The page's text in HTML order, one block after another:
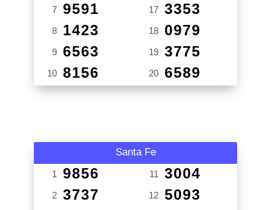
7 9591
8 1423
9 6563
10 8156
17 3353
18 0979
19 3775
20 6589
Santa Fe
1 9856
2 3737
11 3004
12 5093